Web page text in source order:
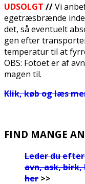
UDSOLGT //Vi
egetræsbrænde
det, så eventuelt
gen efter
temperatur til at
OBS: Fotoet er af
magen til.
Klik, køb og læs
FIND MANGE
Leder du
avn, ask, birk,
her >>